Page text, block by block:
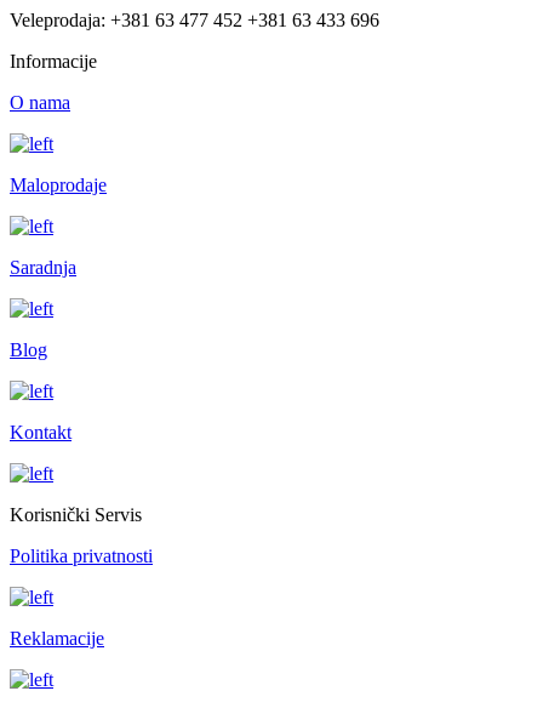
Veleprodaja: +381 63 477 452 +381 63 433 696
Informacije
O nama
Maloprodaje
Saradnja
Blog
Kontakt
Korisnički Servis
Politika privatnosti
Reklamacije